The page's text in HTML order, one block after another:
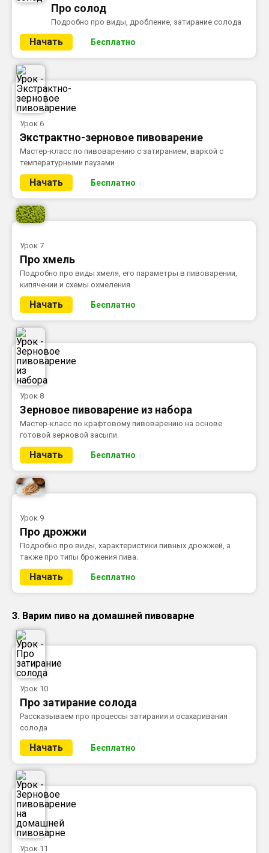
Про солод
Подробно про виды, дробление, затирание солода
Начать Бесплатно
Урок 6
Экстрактно-зерновое пивоварение
Мастер-класс по пивоварению с затиранием, варкой с
температурными паузами
Начать Бесплатно
Урок 7
Про хмель
Подробно про виды хмеля, его параметры в пивоварении,
кипячении и схемы охмеления
Начать Бесплатно
Урок 8
Зерновое пивоварение из набора
Мастер-класс по крафтовому пивоварению на основе
готовой зерновой засыпи.
Начать Бесплатно
Урок 9
Про дрожжи
Подробно про виды, характеристики пивных дрожжей, а
также про типы брожения пива.
Начать Бесплатно
3. Варим пиво на домашней пивоварне
Урок 10
Про затирание солода
Рассказываем про процессы затирания и осахаривания
солода
Начать Бесплатно
Урок 11